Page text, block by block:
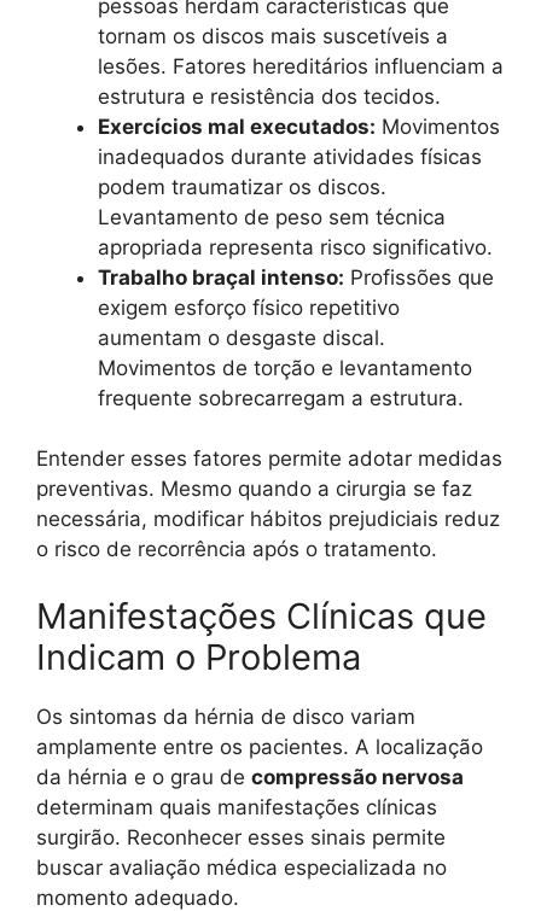
pessoas herdam características que
tornam os discos mais suscetíveis a
lesões. Fatores hereditários influenciam a
estrutura e resistência dos tecidos.
Exercícios mal executados: Movimentos
inadequados durante atividades físicas
podem traumatizar os discos.
Levantamento de peso sem técnica
apropriada representa risco significativo.
Trabalho braçal intenso: Profissões que
exigem esforço físico repetitivo
aumentam o desgaste discal.
Movimentos de torção e levantamento
frequente sobrecarregam a estrutura.
Entender esses fatores permite adotar medidas
preventivas. Mesmo quando a cirurgia se faz
necessária, modificar hábitos prejudiciais reduz
o risco de recorrência após o tratamento.
Manifestações Clínicas que
Indicam o Problema
Os sintomas da hérnia de disco variam
amplamente entre os pacientes. A localização
da hérnia e o grau de compressão nervosa
determinam quais manifestações clínicas
surgirão. Reconhecer esses sinais permite
buscar avaliação médica especializada no
momento adequado.